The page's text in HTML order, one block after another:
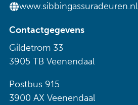
www.sibbingassuradeuren.nl
Contactgegevens
Gildetrom 33
3905 TB Veenendaal
Postbus 915
3900 AX Veenendaal